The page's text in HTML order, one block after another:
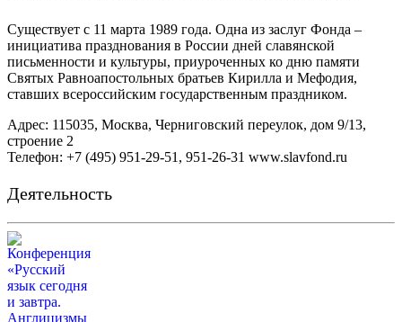
Существует с 11 марта 1989 года. Одна из заслуг Фонда –
инициатива празднования в России дней славянской
письменности и культуры, приуроченных ко дню памяти
Святых Равноапостольных братьев Кирилла и Мефодия,
ставших всероссийским государственным праздником.
Адрес: 115035, Москва, Черниговский переулок, дом 9/13,
строение 2
Телефон: +7 (495) 951-29-51, 951-26-31 www.slavfond.ru
Деятельность